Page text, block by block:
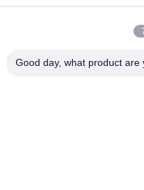
E-mail
Good day, what product are